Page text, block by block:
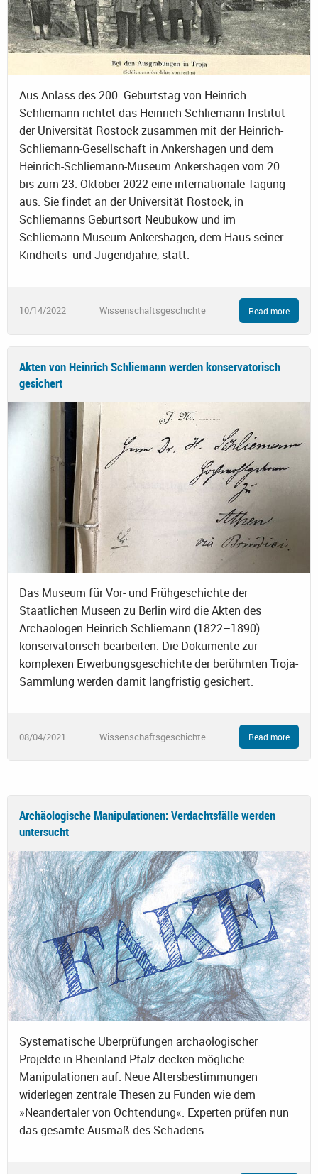
Aus Anlass des 200. Geburtstag von Heinrich
Schliemann richtet das Heinrich-Schliemann-Institut
der Universität Rostock zusammen mit der Heinrich-
Schliemann-Gesellschaft in Ankershagen und dem
Heinrich-Schliemann-Museum Ankershagen vom 20.
bis zum 23. Oktober 2022 eine internationale Tagung
aus. Sie findet an der Universität Rostock, in
Schliemanns Geburtsort Neubukow und im
Schliemann-Museum Ankershagen, dem Haus seiner
Kindheits- und Jugendjahre, statt.
10/14/2022 Wissenschaftsgeschichte Read more
Akten von Heinrich Schliemann werden konservatorisch
gesichert
Das Museum für Vor- und Frühgeschichte der
Staatlichen Museen zu Berlin wird die Akten des
Archäologen Heinrich Schliemann (1822–1890)
konservatorisch bearbeiten. Die Dokumente zur
komplexen Erwerbungsgeschichte der berühmten Troja-
Sammlung werden damit langfristig gesichert.
08/04/2021 Wissenschaftsgeschichte Read more
Archäologische Manipulationen: Verdachtsfälle werden
untersucht
Systematische Überprüfungen archäologischer
Projekte in Rheinland-Pfalz decken mögliche
Manipulationen auf. Neue Altersbestimmungen
widerlegen zentrale Thesen zu Funden wie dem
»Neandertaler von Ochtendung«. Experten prüfen nun
das gesamte Ausmaß des Schadens.